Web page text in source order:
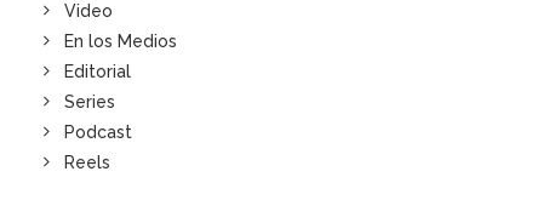
Video
En los Medios
Editorial
Series
Podcast
Reels